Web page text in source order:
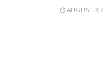
AUGUST 3,